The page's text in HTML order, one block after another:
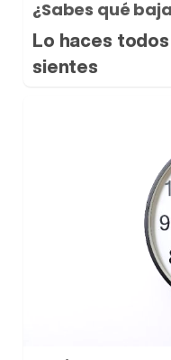
¿Sabes qué
Lo haces
sientes